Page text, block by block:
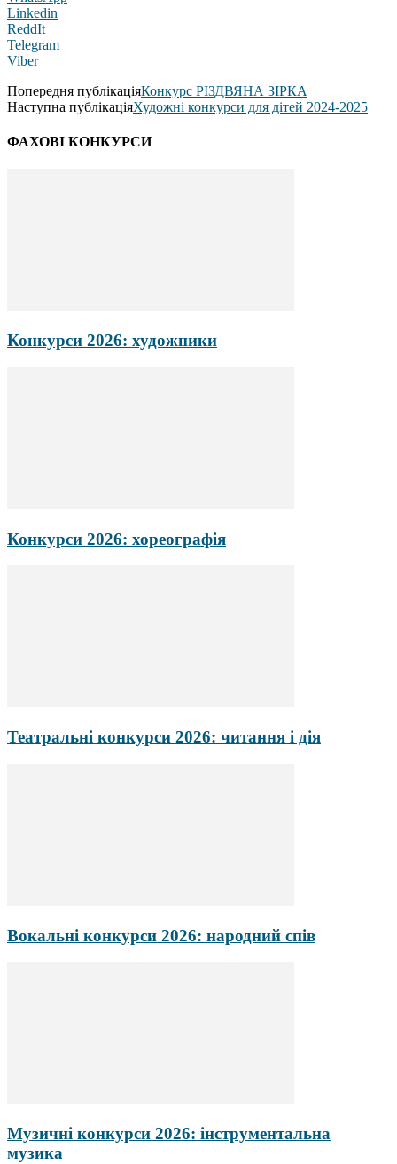
Linkedin
ReddIt
Telegram
Viber
Попередня публікаціяКонкурс РІЗДВЯНА ЗІРКА
Наступна публікаціяХудожні конкурси для дітей 2024-2025
ФАХОВІ КОНКУРСИ
Конкурси 2026: художники
Конкурси 2026: хореографія
Театральні конкурси 2026: читання і дія
Вокальні конкурси 2026: народний спів
Музичні конкурси 2026: інструментальна
музика